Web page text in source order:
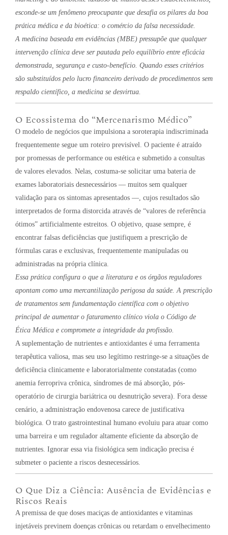
esconde-se um fenômeno preocupante que desafia os pilares da boa
prática médica e da bioética: o comércio da falsa necessidade.
A medicina baseada em evidências (MBE) pressupõe que qualquer
intervenção clínica deve ser pautada pelo equilíbrio entre eficácia
demonstrada, segurança e custo-benefício. Quando esses critérios
são substituídos pelo lucro financeiro derivado de procedimentos sem
respaldo científico, a medicina se desvirtua.
O Ecossistema do “Mercenarismo Médico”
O modelo de negócios que impulsiona a soroterapia indiscriminada
frequentemente segue um roteiro previsível. O paciente é atraído
por promessas de performance ou estética e submetido a consultas
de valores elevados. Nelas, costuma-se solicitar uma bateria de
exames laboratoriais desnecessários — muitos sem qualquer
validação para os sintomas apresentados —, cujos resultados são
interpretados de forma distorcida através de “valores de referência
ótimos” artificialmente estreitos. O objetivo, quase sempre, é
encontrar falsas deficiências que justifiquem a prescrição de
fórmulas caras e exclusivas, frequentemente manipuladas ou
administradas na própria clínica.
Essa prática configura o que a literatura e os órgãos reguladores
apontam como uma mercantilização perigosa da saúde. A prescrição
de tratamentos sem fundamentação científica com o objetivo
principal de aumentar o faturamento clínico viola o Código de
Ética Médica e compromete a integridade da profissão.
A suplementação de nutrientes e antioxidantes é uma ferramenta
terapêutica valiosa, mas seu uso legítimo restringe-se a situações de
deficiência clinicamente e laboratorialmente constatadas (como
anemia ferropriva crônica, síndromes de má absorção, pós-
operatório de cirurgia bariátrica ou desnutrição severa). Fora desse
cenário, a administração endovenosa carece de justificativa
biológica. O trato gastrointestinal humano evoluiu para atuar como
uma barreira e um regulador altamente eficiente da absorção de
nutrientes. Ignorar essa via fisiológica sem indicação precisa é
submeter o paciente a riscos desnecessários.
O Que Diz a Ciência: Ausência de Evidências e
Riscos Reais
A premissa de que doses maciças de antioxidantes e vitaminas
injetáveis previnem doenças crônicas ou retardam o envelhecimento